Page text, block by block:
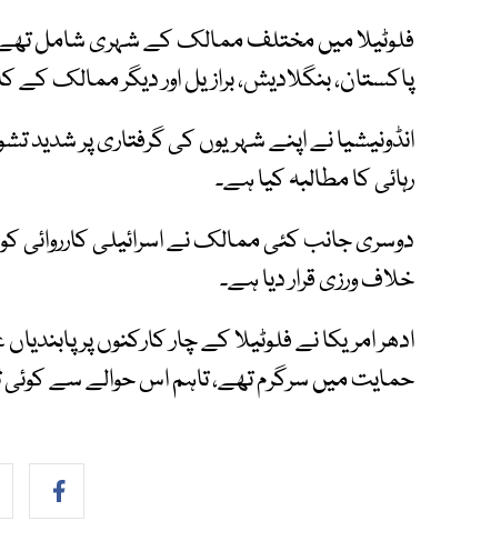
فلوٹیلا میں مختلف ممالک کے شہری شامل تھے جن
پاکستان، بنگلادیش، برازیل اور دیگر ممالک کے
انڈونیشیا نے اپنے شہریوں کی گرفتاری پر شدید
رہائی کا مطالبہ کیا ہے۔
دوسری جانب کئی ممالک نے اسرائیلی کارروائی
خلاف ورزی قرار دیا ہے۔
ادھر امریکا نے فلوٹیلا کے چار کارکنوں پر
حمایت میں سرگرم تھے، تاہم اس حوالے سے کوئی